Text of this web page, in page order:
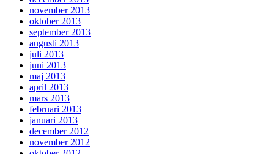
november 2013
oktober 2013
september 2013
augusti 2013
juli 2013
juni 2013
maj 2013
april 2013
mars 2013
februari 2013
januari 2013
december 2012
november 2012